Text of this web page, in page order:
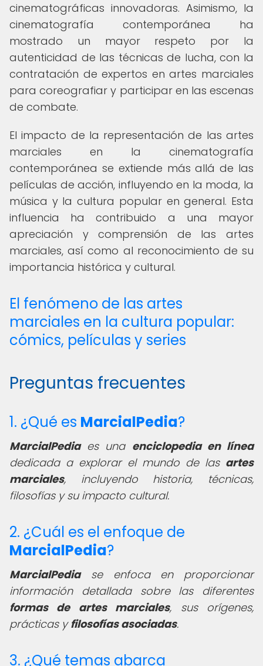
cinematográficas innovadoras. Asimismo, la
cinematografía contemporánea ha
mostrado un mayor respeto por la
autenticidad de las técnicas de lucha, con la
contratación de expertos en artes marciales
para coreografiar y participar en las escenas
de combate.
El impacto de la representación de las artes
marciales en la cinematografía
contemporánea se extiende más allá de las
películas de acción, influyendo en la moda, la
música y la cultura popular en general. Esta
influencia ha contribuido a una mayor
apreciación y comprensión de las artes
marciales, así como al reconocimiento de su
importancia histórica y cultural.
El fenómeno de las artes
marciales en la cultura popular:
cómics, películas y series
Preguntas frecuentes
1. ¿Qué es MarcialPedia?
MarcialPediaes una enciclopedia en línea
dedicada a explorar el mundo de las artes
marciales, incluyendo historia, técnicas,
filosofías y su impacto cultural.
2. ¿Cuál es el enfoque de
MarcialPedia?
MarcialPediase enfoca en proporcionar
información detallada sobre las diferentes
formas de artes marciales, sus orígenes,
prácticas yfilosofías asociadas.
3. ¿Qué temas abarca